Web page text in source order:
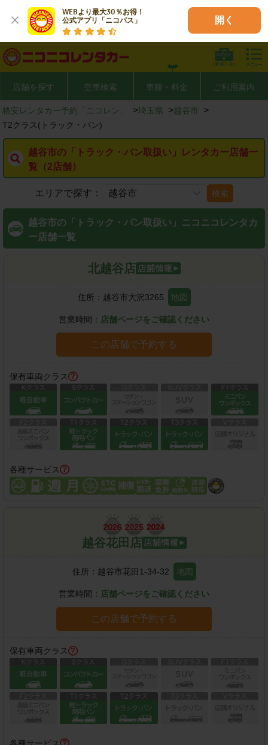
WEBより最大30％お得！
公式アプリ「ニコパス」
開く
店舗を探す 空車検索 車種・料金 ご利用案内
格安レンタカー予約「ニコレン」 >埼玉県 >越谷市 >
T2クラス(トラック・バン)
越谷市の「トラック・バン取扱い」レンタカー店舗一
覧（2店舗）
エリアで探す： 検索
越谷市の「トラック・バン取扱い」ニコニコレンタカ
ー店舗一覧
北越谷店
住所： 越谷市大沢3265 地図
営業時間： 店舗ページをご確認ください
この店舗で予約する
保有車両クラス
各種サービス
越谷花田店
住所： 越谷市花田1-34-32 地図
営業時間： 店舗ページをご確認ください
この店舗で予約する
保有車両クラス